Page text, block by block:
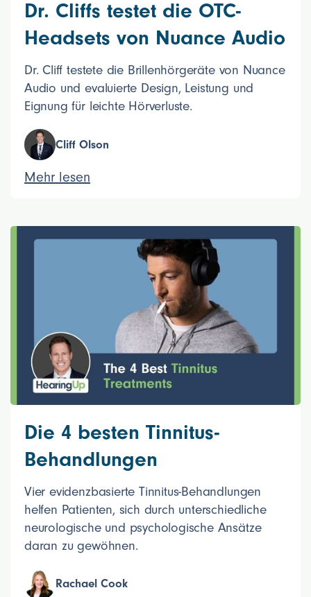
Dr. Cliffs testet die OTC-
Headsets von Nuance Audio
Dr. Cliff testete die Brillenhörgeräte von Nuance
Audio und evaluierte Design, Leistung und
Eignung für leichte Hörverluste.
Cliff Olson
Mehr lesen
Die 4 besten Tinnitus-
Behandlungen
Vier evidenzbasierte Tinnitus-Behandlungen
helfen Patienten, sich durch unterschiedliche
neurologische und psychologische Ansätze
daran zu gewöhnen.
Rachael Cook